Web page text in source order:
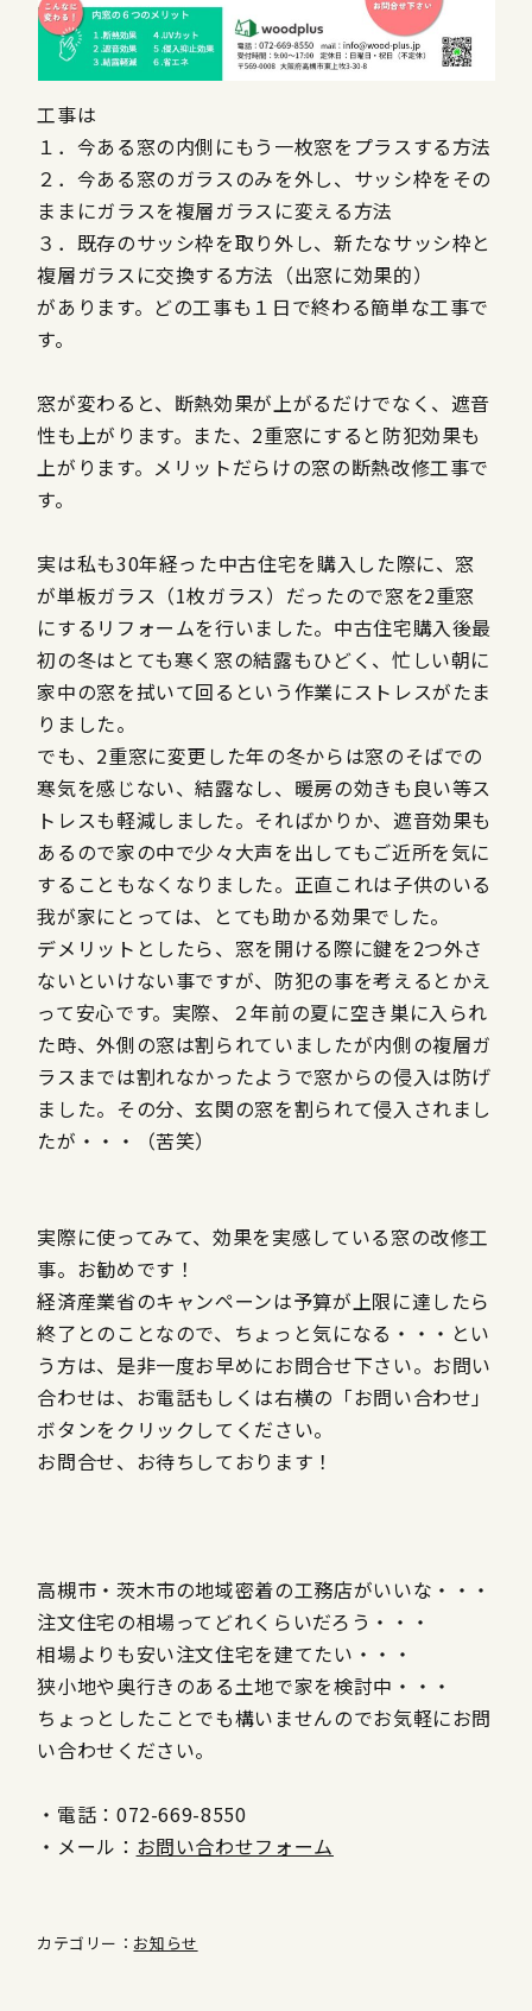
工事は
１．今ある窓の内側にもう一枚窓をプラスする方法
２．今ある窓のガラスのみを外し、サッシ枠をその
ままにガラスを複層ガラスに変える方法
３．既存のサッシ枠を取り外し、新たなサッシ枠と
複層ガラスに交換する方法（出窓に効果的）
があります。どの工事も１日で終わる簡単な工事で
す。
窓が変わると、断熱効果が上がるだけでなく、遮音
性も上がります。また、2重窓にすると防犯効果も
上がります。メリットだらけの窓の断熱改修工事で
す。
実は私も30年経った中古住宅を購入した際に、窓
が単板ガラス（1枚ガラス）だったので窓を2重窓
にするリフォームを行いました。中古住宅購入後最
初の冬はとても寒く窓の結露もひどく、忙しい朝に
家中の窓を拭いて回るという作業にストレスがたま
りました。
でも、2重窓に変更した年の冬からは窓のそばでの
寒気を感じない、結露なし、暖房の効きも良い等ス
トレスも軽減しました。そればかりか、遮音効果も
あるので家の中で少々大声を出してもご近所を気に
することもなくなりました。正直これは子供のいる
我が家にとっては、とても助かる効果でした。
デメリットとしたら、窓を開ける際に鍵を2つ外さ
ないといけない事ですが、防犯の事を考えるとかえ
って安心です。実際、２年前の夏に空き巣に入られ
た時、外側の窓は割られていましたが内側の複層ガ
ラスまでは割れなかったようで窓からの侵入は防げ
ました。その分、玄関の窓を割られて侵入されまし
たが・・・（苦笑）
実際に使ってみて、効果を実感している窓の改修工
事。お勧めです！
経済産業省のキャンペーンは予算が上限に達したら
終了とのことなので、ちょっと気になる・・・とい
う方は、是非一度お早めにお問合せ下さい。お問い
合わせは、お電話もしくは右横の「お問い合わせ」
ボタンをクリックしてください。
お問合せ、お待ちしております！
高槻市・茨木市の地域密着の工務店がいいな・・・
注文住宅の相場ってどれくらいだろう・・・
相場よりも安い注文住宅を建てたい・・・
狭小地や奥行きのある土地で家を検討中・・・
ちょっとしたことでも構いませんのでお気軽にお問
い合わせください。
・電話：072-669-8550
・メール： お問い合わせフォーム
カテゴリー： お知らせ